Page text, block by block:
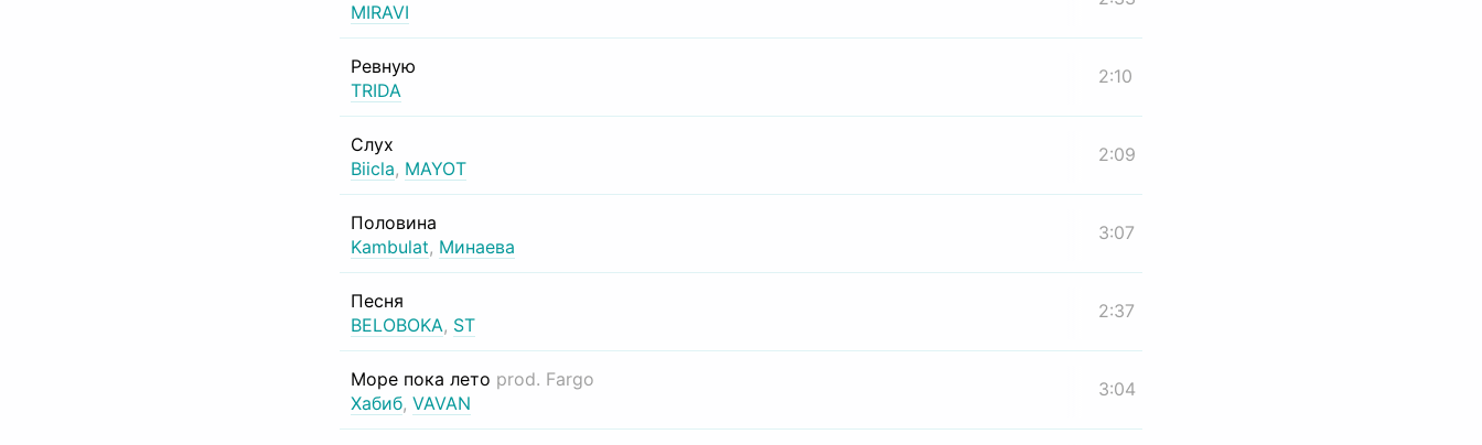
MIRAVI
Ревную
TRIDA
2:10
Слух
Biicla, MAYOT
2:09
Половина
Kambulat, Минаева
3:07
Песня
BELOBOKA, ST
2:37
Море пока лето prod. Fargo
Хабиб, VAVAN
3:04